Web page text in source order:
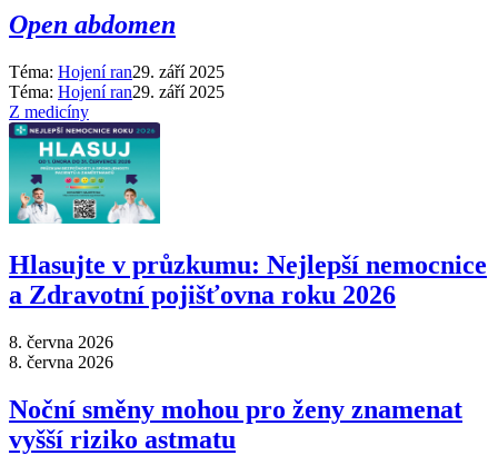
Open abdomen
Téma: Hojení ran29. září 2025
Téma: Hojení ran29. září 2025
Z medicíny
Hlasujte v průzkumu: Nejlepší nemocnice
a Zdravotní pojišťovna roku 2026
8. června 2026
8. června 2026
Noční směny mohou pro ženy znamenat
vyšší riziko astmatu